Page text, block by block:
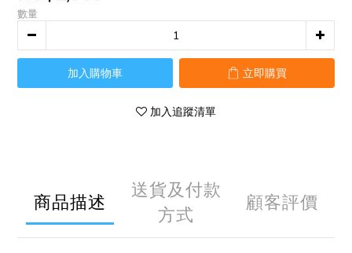
數量
加入購物車 立即購買
加入追蹤清單
商品描述
送貨及付款
方式
顧客評價